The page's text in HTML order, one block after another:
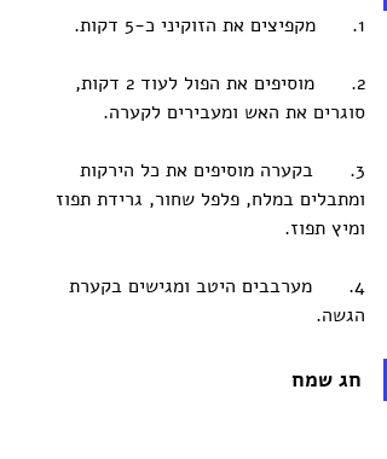
1.      מקפיצים את הזוקיני כ-5 דקות.
2.      מוסיפים את הפול לעוד 2 דקות,
סוגרים את האש ומעבירים לקערה.
3.      בקערה מוסיפים את כל הירקות
ומתבלים במלח, פלפל שחור, גרידת תפוז
ומיץ תפוז.
4.      מערבבים היטב ומגישים בקערת
הגשה.
חג שמח